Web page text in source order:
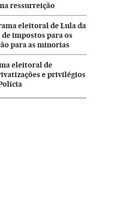
ressurreição
eleitoral de Lula da
impostos para os
para as minorias
eleitoral de
e privilégios